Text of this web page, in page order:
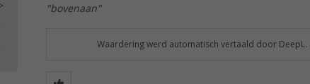
"bovenaan"
Waardering werd automatisch vertaald door DeepL.